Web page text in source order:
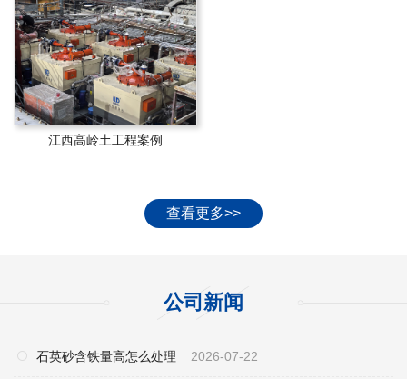
江西高岭土工程案例
查看更多>>
公司新闻
石英砂含铁量高怎么处理 2026-07-22